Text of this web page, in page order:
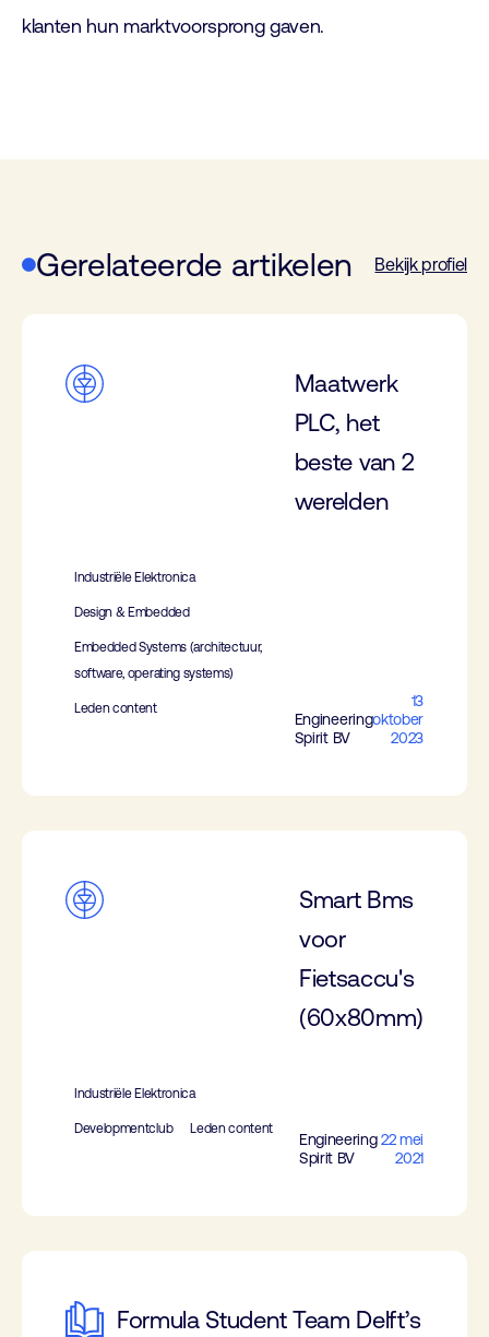
klanten hun marktvoorsprong gaven.
Gerelateerde artikelen Bekijk profiel
Maatwerk
PLC, het
beste van 2
werelden
Industriële Elektronica
Design & Embedded
Embedded Systems (architectuur,
software, operating systems)
Leden content
Engineering
Spirit BV
13
oktober
2023
Smart Bms
voor
Fietsaccu's
(60x80mm)
Industriële Elektronica
Developmentclub Leden content
Engineering
Spirit BV
22 mei
2021
Formula Student Team Delft’s